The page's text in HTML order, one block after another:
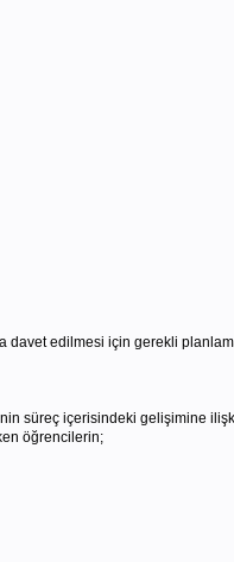
edilmesi için gerekli
süreç içerisindeki gelişimine
öğrencilerin;